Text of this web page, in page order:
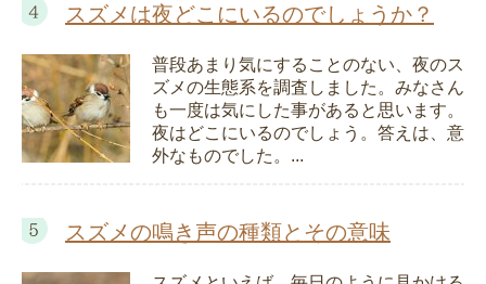
スズメは夜どこにいるのでしょうか？
普段あまり気にすることのない、夜のス
ズメの生態系を調査しました。みなさん
も一度は気にした事があると思います。
夜はどこにいるのでしょう。答えは、意
外なものでした。...
スズメの鳴き声の種類とその意味